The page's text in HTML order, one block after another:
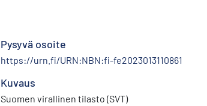
Pysyvä osoite
https://urn.fi/URN:NBN:fi-fe2023013110861
Kuvaus
Suomen virallinen tilasto (SVT)